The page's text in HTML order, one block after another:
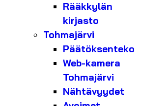
Rääkkylän
kirjasto
Tohmajärvi
Päätöksenteko
Web-kamera
Tohmajärvi
Nähtävyydet